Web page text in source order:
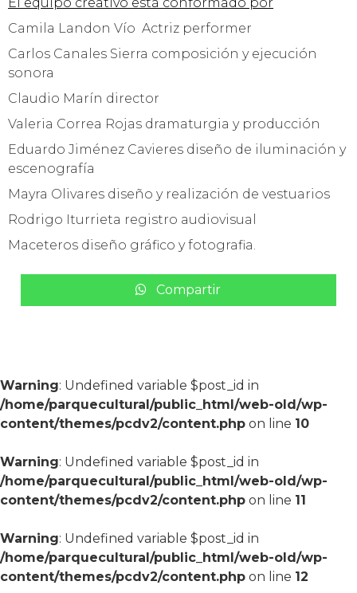
El equipo creativo está conformado por
Camila Landon Vío Actriz performer
Carlos Canales Sierra composición y ejecución
sonora
Claudio Marín director
Valeria Correa Rojas dramaturgia y producción
Eduardo Jiménez Cavieres diseño de iluminación y
escenografía
Mayra Olivares diseño y realización de vestuarios
Rodrigo Iturrieta registro audiovisual
Maceteros diseño gráfico y fotografia.
Compartir
Warning: Undefined variable $post_id in
/home/parquecultural/public_html/web-old/wp-
content/themes/pcdv2/content.php on line 10
Warning: Undefined variable $post_id in
/home/parquecultural/public_html/web-old/wp-
content/themes/pcdv2/content.php on line 11
Warning: Undefined variable $post_id in
/home/parquecultural/public_html/web-old/wp-
content/themes/pcdv2/content.php on line 12